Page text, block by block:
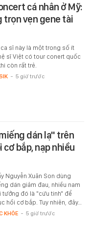
cá nhân ở Mỹ:
trọn vẹn gene tài
sĩ này là một trong số ít
sĩ Việt có tour conert quốc
còn rất trẻ.
- 5 giờ trước
dán lạ" trên
bắp, nạp nhiều
Nguyễn Xuân Son dùng
dán giảm đau, nhiều nam
tưởng đó là "cứu tinh" để
hồi cơ bắp. Tuy nhiên, đây…
KHỎE - 5 giờ trước